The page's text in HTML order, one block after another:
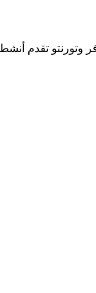
وتورنتو تقدم